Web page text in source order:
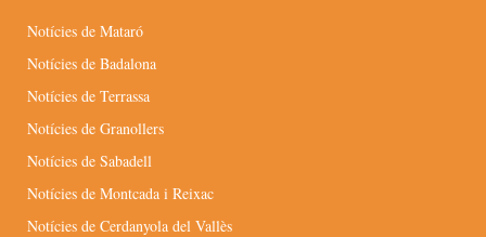
Notícies de Mataró
Notícies de Badalona
Notícies de Terrassa
Notícies de Granollers
Notícies de Sabadell
Notícies de Montcada i Reixac
Notícies de Cerdanyola del Vallès